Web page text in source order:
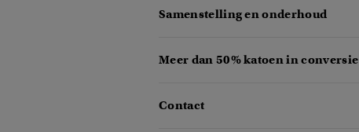
Samenstelling en onderhoud
Meer dan 50% katoen in conversie
Contact